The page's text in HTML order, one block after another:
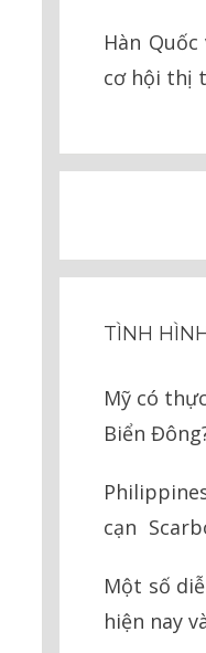
Hàn
cơ hội thị
TÌNH
Mỹ có
Biển
cạn
Một số
hiện nay